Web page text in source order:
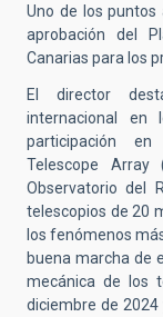
Uno de los
aprobación del
Canarias para los
El director
internacional en
participación en
Telescope
Observatorio del
telescopios de 20
los fenómenos
buena marcha de
mecánica de los
diciembre de